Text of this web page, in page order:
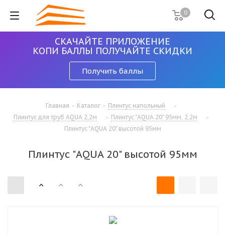
0
СКАЧАЙТЕ ПРИЛОЖЕНИЕ
КОПИ БАЛЛЫ ПОЛУЧАЙТЕ СКИДКИ
Получить баллы
Главная - Каталог - Плинтус напольный
-
Плинтус для труб AQUA 2,2м
- Плинтус "AQUA 20" 95мм, 2,2м
-
Плинтус "AQUA 20" высотой 95мм
Плинтус "AQUA 20" высотой 95мм